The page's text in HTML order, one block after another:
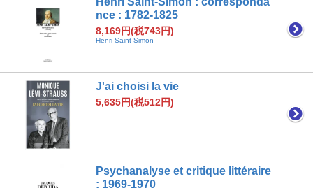
nce : 1782-1825
8,169円(税743円)
Henri Saint-Simon
J'ai choisi la vie
5,635円(税512円)
Psychanalyse et critique littéraire
: 1969-1970